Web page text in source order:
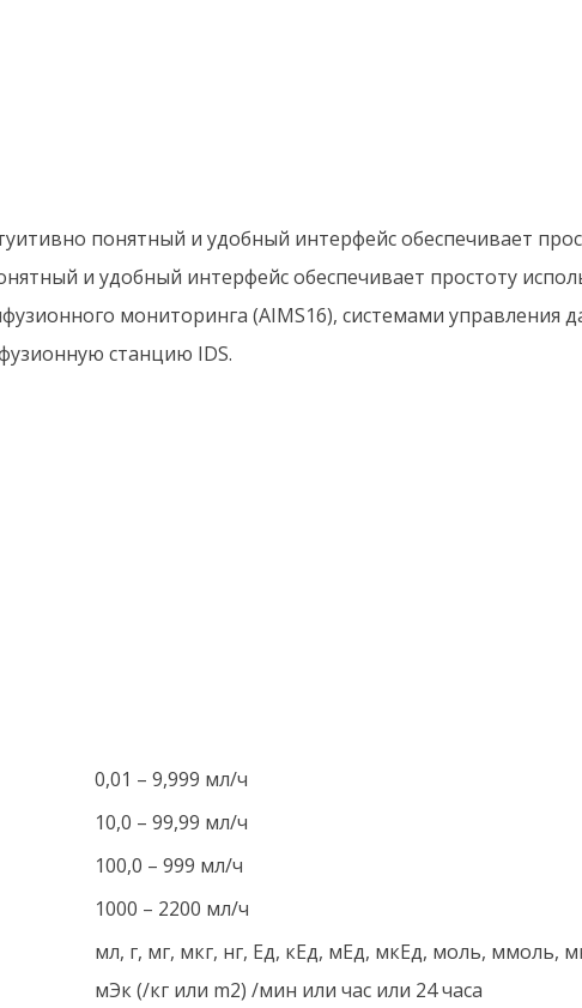
понятный и удобный интерфейс обеспечивает
и удобный интерфейс обеспечивает простоту
мониторинга (AIMS16), системами управления
станцию IDS.
0,01 – 9,999 мл/ч
10,0 – 99,99 мл/ч
100,0 – 999 мл/ч
1000 – 2200 мл/ч
мл, г, мг, мкг, нг, Ед, кЕд, мЕд, мкЕд, моль, ммоль,
мЭк (/кг или m2) /мин или час или 24 часа